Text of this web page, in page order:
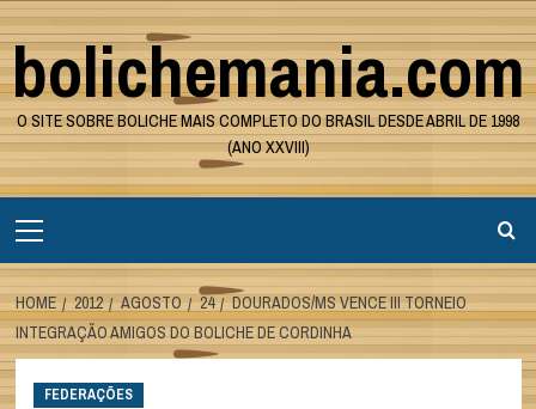
Skip
to
content
bolichemania.com
O SITE SOBRE BOLICHE MAIS COMPLETO DO BRASIL DESDE ABRIL DE 1998
(ANO XXVIII)
Menu
HOME 2012 AGOSTO 24
DOURADOS/MS VENCE III TORNEIO
INTEGRAÇÃO AMIGOS DO BOLICHE DE CORDINHA
FEDERAÇÕES